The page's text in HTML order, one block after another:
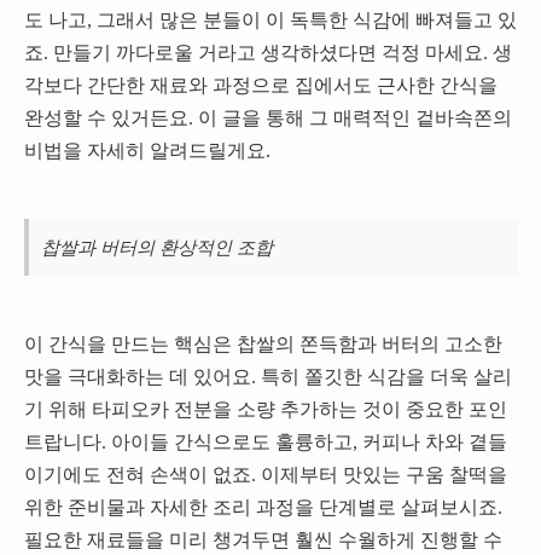
도 나고, 그래서 많은 분들이 이 독특한 식감에 빠져들고 있
죠. 만들기 까다로울 거라고 생각하셨다면 걱정 마세요. 생
각보다 간단한 재료와 과정으로 집에서도 근사한 간식을
완성할 수 있거든요. 이 글을 통해 그 매력적인 겉바속쫀의
비법을 자세히 알려드릴게요.
찹쌀과 버터의 환상적인 조합
이 간식을 만드는 핵심은 찹쌀의 쫀득함과 버터의 고소한
맛을 극대화하는 데 있어요. 특히 쫄깃한 식감을 더욱 살리
기 위해 타피오카 전분을 소량 추가하는 것이 중요한 포인
트랍니다. 아이들 간식으로도 훌륭하고, 커피나 차와 곁들
이기에도 전혀 손색이 없죠. 이제부터 맛있는 구움 찰떡을
위한 준비물과 자세한 조리 과정을 단계별로 살펴보시죠.
필요한 재료들을 미리 챙겨두면 훨씬 수월하게 진행할 수